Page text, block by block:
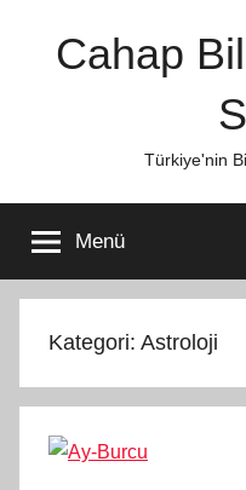
Cahap
Türkiye'nin
Menü
Kategori: Astroloji